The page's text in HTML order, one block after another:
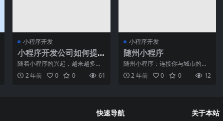
小程序开发
小程序开发公司如何提
高开发效率和质量？
随着小程序的兴起，越来越多的
企业和个人开始关注小程序开
发。然而，很多小程序开发公
2 年前 0 0 61
小程序开发
随州小程序
随州小程序：连接你与城市的便
捷通道随州，位于湖北省中部地
区，是一个历史悠久、文化
2 年前 0 0 12
快速导航
关于本站